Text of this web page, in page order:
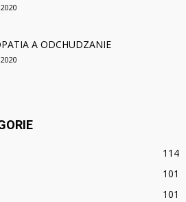
A ODCHUDZANIE
114
101
101